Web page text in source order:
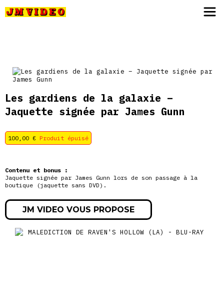
Les gardiens de la galaxie –
Jaquette signée par James Gunn
100,00 € Produit épuisé
Contenu et bonus :
Jaquette signée par James Gunn lors de son passage à la
boutique (jaquette sans DVD).
JM VIDEO VOUS PROPOSE